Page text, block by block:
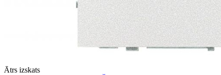
Ātrs izskats